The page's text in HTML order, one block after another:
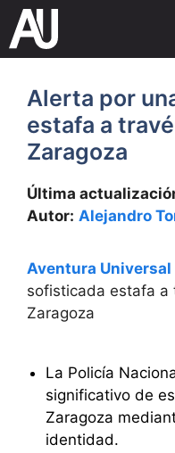
Saltar
contenido
Alerta por
estafa a
Zaragoza
Última
Autor: Alejandro
Aventura Universal
sofisticada estafa a
Zaragoza
La Policía
significativo de
Zaragoza
identidad.